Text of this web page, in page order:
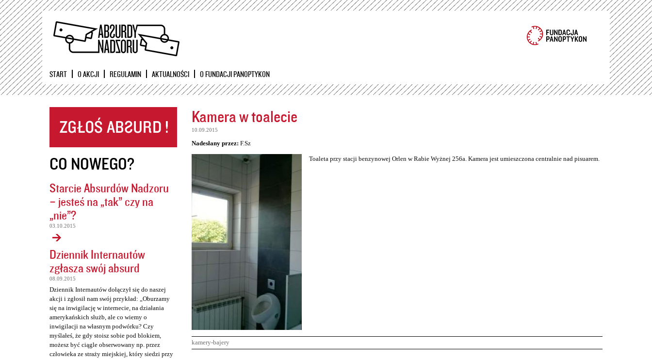
Przejdź
START O AKCJI REGULAMIN AKTUALNOŚCI O FUNDACJI PANOPTYKON
CO NOWEGO?
Starcie Absurdów Nadzoru
– jesteś na „tak” czy na
„nie”?
03.10.2015
Dziennik Internautów
zgłasza swój absurd
08.09.2015
Dziennik Internautów dołączył się do naszej
akcji i zgłosił nam swój przykład: „Oburzamy
się na inwigilację w internecie, na działania
amerykańskich służb, ale co wiemy o
inwigilacji na własnym podwórku? Czy
myślałeś, że gdy stoisz sobie pod blokiem,
możesz być ciągle obserwowany np. przez
człowieka ze straży miejskiej, który siedzi przy
Kamera w toalecie
10.09.2015
Nadesłany przez: F.Sz
Toaleta przy stacji benzynowej Orlen w Rabie Wyżnej 256a. Kamera jest umieszczona centralnie nad pisuarem.
kamery-bajery